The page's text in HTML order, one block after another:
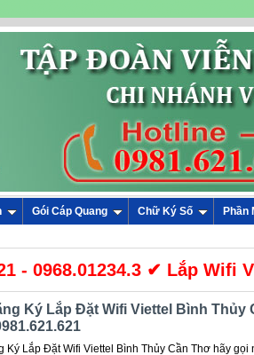
Gói Cáp Quang Chữ Ký Số Phần
- 0968.01234.3 ✔ Lắp Wifi
Ký Lắp Đặt Wifi Viettel Bình Thủy
Lắp Đặt Wifi Viettel Bình Thủy Cần Thơ hãy gọi